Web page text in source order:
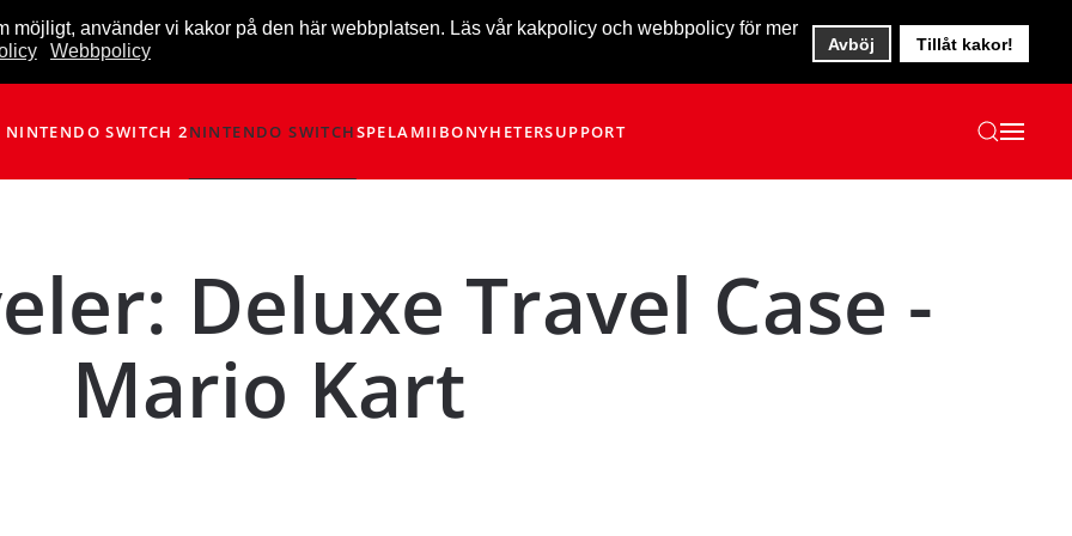
möjligt, använder vi kakor på den här webbplatsen. Läs vår kakpolicy och webbpolicy för mer
Webbpolicy Avböj Tillåt kakor!
NINTENDO SWITCH 2NINTENDO SWITCHSPELAMIIBONYHETERSUPPORT
Deluxe Travel Case -
Mario Kart